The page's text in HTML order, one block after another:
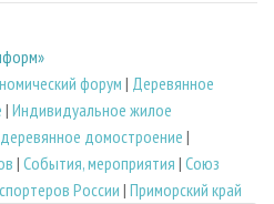
форум | Деревянное
| Индивидуальное жилое
домостроение |
| События, мероприятия | Союз
России | Приморский край